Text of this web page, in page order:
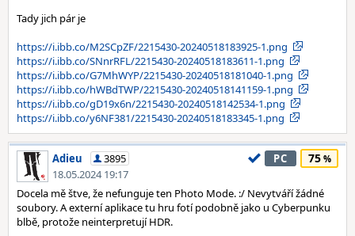
Tady jich pár je
https://i.ibb.co/M2SCpZF/2215430-20240518183925-1.png
https://i.ibb.co/SNnrRFL/2215430-20240518183611-1.png
https://i.ibb.co/G7MhWYP/2215430-20240518181040-1.png
https://i.ibb.co/hWBdTWP/2215430-20240518141159-1.png
https://i.ibb.co/gD19x6n/2215430-20240518142534-1.png
https://i.ibb.co/y6NF381/2215430-20240518183345-1.png
Adieu
3895
18.05.2024 19:17
PC 75
Docela mě štve, že nefunguje ten Photo Mode. :/ Nevytváří žádné
soubory. A externí aplikace tu hru fotí podobně jako u Cyberpunku
blbě, protože neinterpretují HDR.